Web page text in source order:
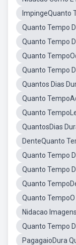
ImpingeQuanto
Quanto Tempo
Quanto Tempo
Quanto
Quanto Tempo
Quantos Dias
Quanto
Quanto
QuantosDias
DenteQuanto
Quanto Tempo
Quanto Tempo
Quanto
Quanto
Nidacao Imagens
Quanto Tempo
PagagaioDura